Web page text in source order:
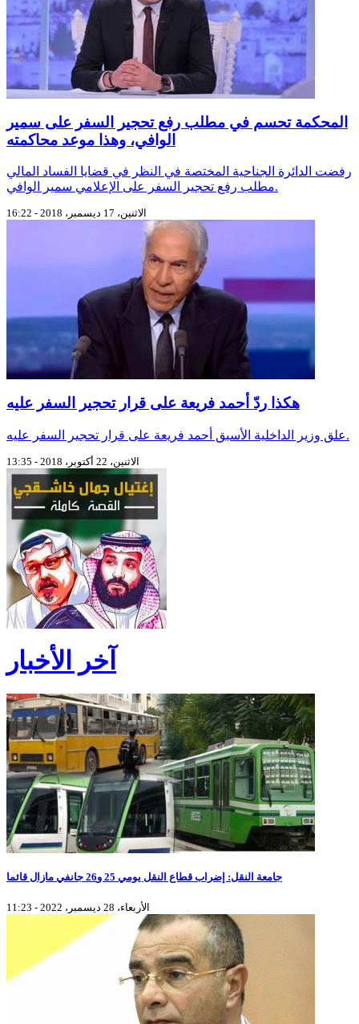
المحكمة تحسم في مطلب رفع تحجير السفر على سمير
الوافي، وهذا موعد محاكمته
رفضت الدائرة الجناحية المختصة في النظر في قضايا الفساد المالي
مطلب رفع تحجير السفر على الإعلامي سمير الوافي.
الاثنين، 17 ديسمبر، 2018 - 16:22
هكذا ردّ أحمد فريعة على قرار تحجير السفر عليه
علق وزير الداخلية الأسبق أحمد فريعة على قرار تحجير السفر عليه.
الاثنين، 22 أكتوبر، 2018 - 13:35
آخر الأخبار
جامعة النقل: إضراب قطاع النقل يومي 25 و26 جانفي مازال قائما
الأربعاء، 28 ديسمبر، 2022 - 11:23